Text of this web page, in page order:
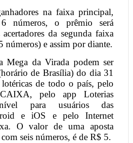
na faixa principal,
números, o prêmio será
da segunda faixa
números) e assim por diante.
Mega da Virada podem ser
de Brasília) do dia 31
de todo o país, pelo
pelo app Loterias
para usuários das
e iOS e pelo Internet
O valor de uma aposta
seis números, é de R$ 5.